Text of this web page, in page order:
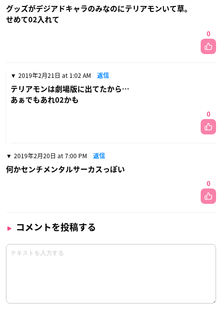
グッズがデジアドキャラのみなのにテリアモンいて草。
せめて02入れて
0
2019年2月21日 at 1:02 AM 返信
テリアモンは劇場版に出てたから…
あぁでもあれ02かも
0
2019年2月20日 at 7:00 PM 返信
何かセンチメンタルサーカスっぽい
0
コメントを投稿する